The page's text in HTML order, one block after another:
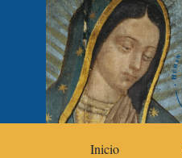
Inicio